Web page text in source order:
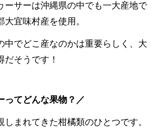
ーサーは沖縄県の中でも一大産地で
宜味村産を使用。
中でどこ産なのかは重要らしく、大
だそうです！
ってどんな果物？／
しまれてきた柑橘類のひとつです。